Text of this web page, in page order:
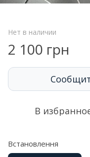
Нет в наличии
2 100 грн
В
Встановлення